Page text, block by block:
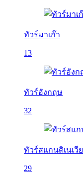
ทัวร์มาเก๊า
13
ทัวร์อังกฤษ
32
ทัวร์สแกนดิเนเวีย
29